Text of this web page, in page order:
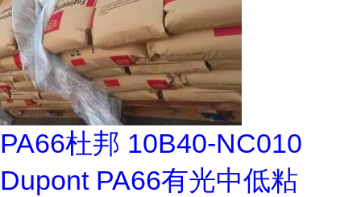
PA66杜邦 10B40-NC010
Dupont PA66有光中低粘